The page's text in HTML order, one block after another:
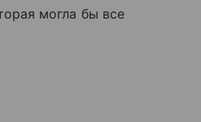
могла бы все